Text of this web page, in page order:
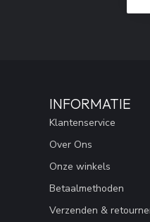
INFORMATIE
Klantenservice
Over Ons
Onze winkels
Betaalmethoden
Verzenden &